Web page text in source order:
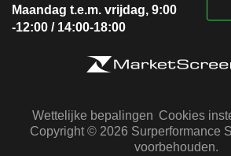
Maandag t.e.m. vrijdag, 9:00
-12:00 / 14:00-18:00
Wettelijke bepalingen Cookies
Copyright © 2026 Surperformance
voorbehouden.